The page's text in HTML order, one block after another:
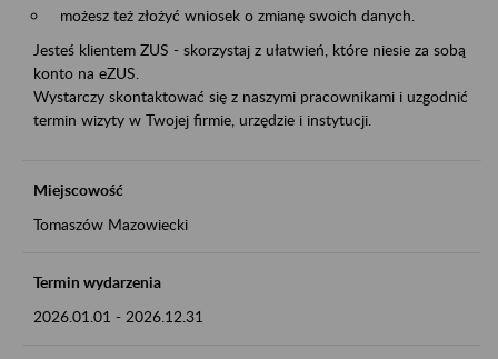
możesz też złożyć wniosek o zmianę swoich danych.
Jesteś klientem ZUS - skorzystaj z ułatwień, które niesie za sobą
konto na eZUS.
Wystarczy skontaktować się z naszymi pracownikami i uzgodnić
termin wizyty w Twojej firmie, urzędzie i instytucji.
Miejscowość
Tomaszów Mazowiecki
Termin wydarzenia
2026.01.01 - 2026.12.31